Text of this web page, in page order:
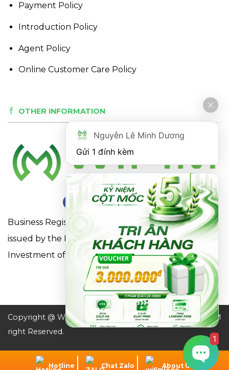
Payment Policy
Introduction Policy
Agent Policy
Online Customer Care Policy
OTHER INFORMATION
Business Registration Certificate No. 0316863281
issued by the Department of Planning and
Investment of Ho Chi Minh City on May 18, 2021
Copyright @ WIFIM JSC. All
right Reserved.
Design by WIFIM
Hotline Chat Zalo About Us
Nguyễn Lê Minh Dương
Gửi 1 đính kèm
1